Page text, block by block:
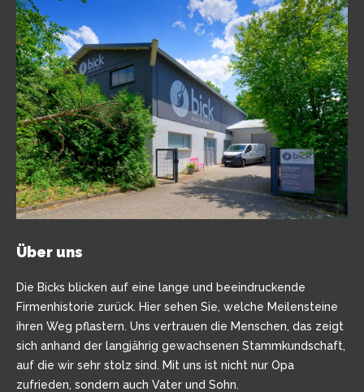
Über uns
Die Bicks blicken auf eine lange und beeindruckende
Firmenhistorie zurück. Hier sehen Sie, welche Meilensteine
ihren Weg pflastern. Uns vertrauen die Menschen, das zeigt
sich anhand der langjährig gewachsenen Stammkundschaft,
auf die wir sehr stolz sind. Mit uns ist nicht nur Opa
zufrieden, sondern auch Vater und Sohn.